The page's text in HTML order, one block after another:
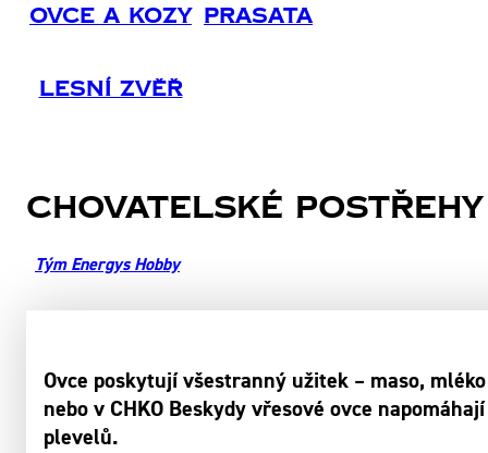
Ovce A Kozy Prasata
Lesní Zvěř
Chovatelské
Tým Energys Hobby
Ovce poskytují všestranný užitek – maso,
nebo v CHKO Beskydy vřesové ovce
plevelů.